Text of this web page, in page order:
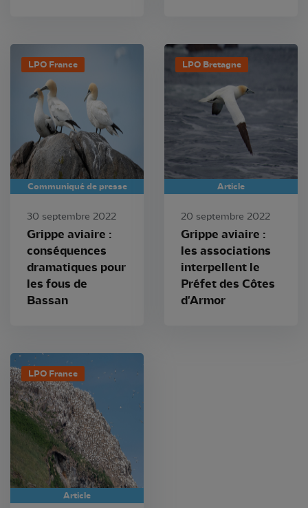
LPO France
Communiqué de presse
30 septembre 2022
Grippe aviaire :
conséquences
dramatiques pour
les fous de
Bassan
LPO Bretagne
Article
20 septembre 2022
Grippe aviaire :
les associations
interpellent le
Préfet des Côtes
d'Armor
LPO France
Article